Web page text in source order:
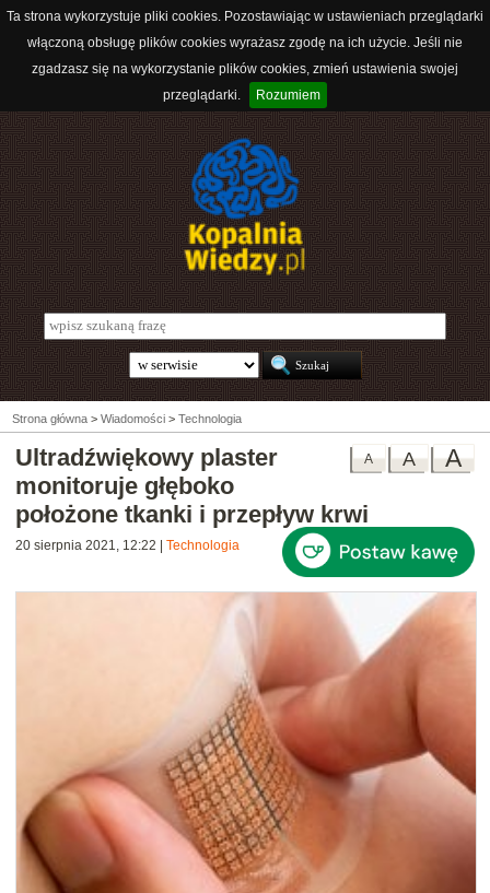
Ta strona wykorzystuje pliki cookies. Pozostawiając w ustawieniach przeglądarki
włączoną obsługę plików cookies wyrażasz zgodę na ich użycie. Jeśli nie
zgadzasz się na wykorzystanie plików cookies, zmień ustawienia swojej
przeglądarki.
Rozumiem
Strona główna > Wiadomości > Technologia
A
A
A
Ultradźwiękowy plaster
monitoruje głęboko
położone tkanki i przepływ krwi
20 sierpnia 2021, 12:22 Technologia